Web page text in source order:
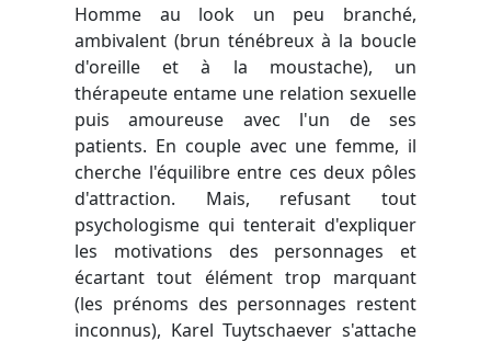
Homme au look un peu branché,
ambivalent (brun ténébreux à la boucle
d'oreille et à la moustache), un
thérapeute entame une relation sexuelle
puis amoureuse avec l'un de ses
patients. En couple avec une femme, il
cherche l'équilibre entre ces deux pôles
d'attraction. Mais, refusant tout
psychologisme qui tenterait d'expliquer
les motivations des personnages et
écartant tout élément trop marquant
(les prénoms des personnages restent
inconnus), Karel Tuytschaever s'attache